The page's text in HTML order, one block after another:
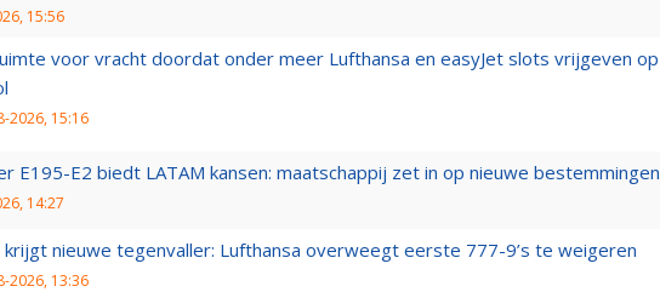
15:56
voor vracht doordat onder meer Lufthansa en easyJet slots vrijgeven op
2026, 15:16
E195-E2 biedt LATAM kansen: maatschappij zet in op nieuwe bestemmingen
14:27
krijgt nieuwe tegenvaller: Lufthansa overweegt eerste 777-9’s te weigeren
2026, 13:36